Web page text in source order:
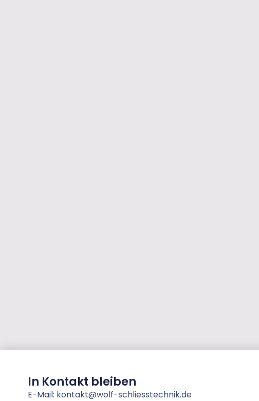
In Kontakt bleiben
E-Mail: kontakt@wolf-schliesstechnik.de